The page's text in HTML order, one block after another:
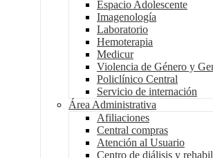
Espacio Adolescente
Imagenología
Laboratorio
Hemoterapia
Medicur
Violencia de Género y
Policlínico Central
Servicio de internación
Área Administrativa
Afiliaciones
Central compras
Atención al Usuario
Centro de diálisis y